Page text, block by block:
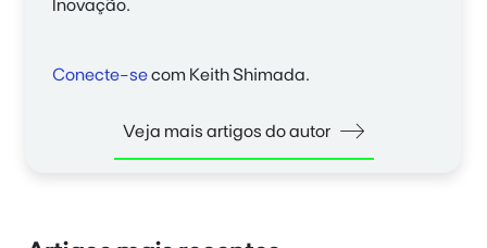
Inovação.
Conecte-secom Keith Shimada.
Veja mais artigos do autor